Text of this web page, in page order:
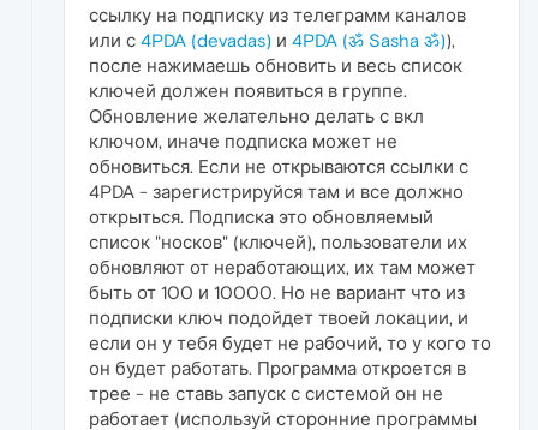
ссылку на подписку из телеграмм каналов
или с 4PDA (devadas) и 4PDA (ॐ Sasha ॐ)),
после нажимаешь обновить и весь список
ключей должен появиться в группе.
Обновление желательно делать с вкл
ключом, иначе подписка может не
обновиться. Если не открываются ссылки с
4PDA - зарегистрируйся там и все должно
открыться. Подписка это обновляемый
список "носков" (ключей), пользователи их
обновляют от неработающих, их там может
быть от 100 и 10000. Но не вариант что из
подписки ключ подойдет твоей локации, и
если он у тебя будет не рабочий, то у кого то
он будет работать. Программа откроется в
трее - не ставь запуск с системой он не
работает (используй сторонние программы